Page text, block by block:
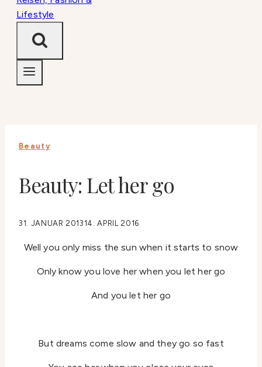
Beauty
Beauty: Let her go
31. JANUAR 201314. APRIL 2016
Well you only miss the sun when it starts to snow
Only know you love her when you let her go
And you let her go
But dreams come slow and they go so fast